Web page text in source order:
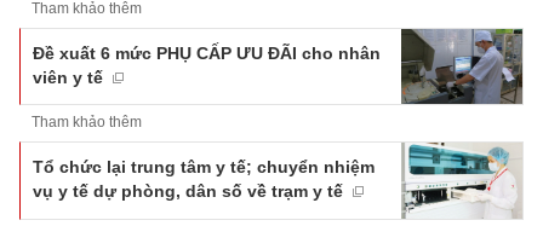
Tham khảo thêm
Đề xuất 6 mức PHỤ CẤP ƯU ĐÃI cho nhân
viên y tế
Tham khảo thêm
Tổ chức lại trung tâm y tế; chuyển nhiệm
vụ y tế dự phòng, dân số về trạm y tế